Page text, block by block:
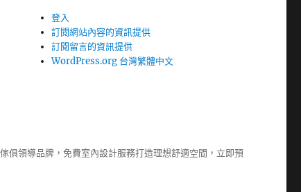
登入
訂閱網站內容的資訊提供
訂閱留言的資訊提供
WordPress.org 台灣繁體中文
俱領導品牌，免費室內設計服務打造理想舒適空間，立即預